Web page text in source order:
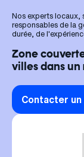
Nos experts locaux,
responsables de la
durée, de
Zone
villes dans un
Contacter un